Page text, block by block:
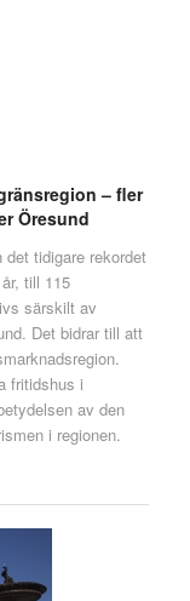
– fler
Öresund
tidigare rekordet
till 115
särskilt av
Det bidrar till att
fritidshus i
av den
i regionen.